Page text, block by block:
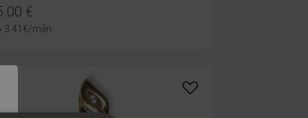
€
3.41 €/mēn.